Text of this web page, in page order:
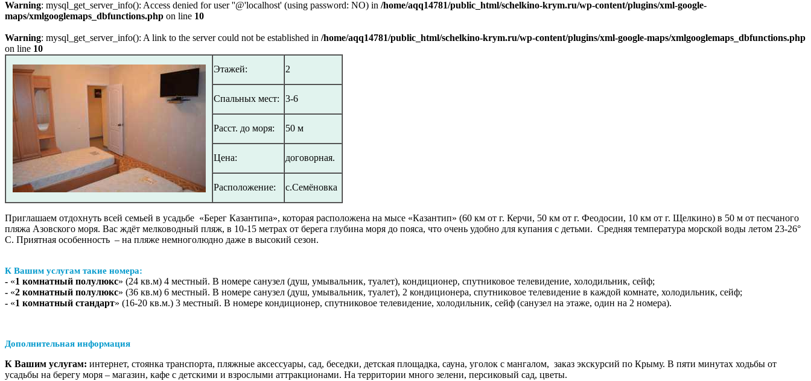
Warning: mysql_get_server_info(): Access denied for user ''@'localhost' (using password: NO) in /home/aqq14781/public_html/schelkino-krym.ru/wp-content/plugins/xml-google-
maps/xmlgooglemaps_dbfunctions.php on line 10
Warning: mysql_get_server_info(): A link to the server could not be established in /home/aqq14781/public_html/schelkino-krym.ru/wp-content/plugins/xml-google-maps/xmlgooglemaps_dbfunctions.php
on line 10
Этажей:
2
Спальных мест: 3-6
Расст. до моря: 50 м
Цена: договорная.
Расположение: с.Семёновка
Приглашаем отдохнуть всей семьей в усадьбе «Берег Казантипа», которая расположена на мысе «Казантип» (60 км от г. Керчи, 50 км от г. Феодосии, 10 км от г. Щелкино) в 50 м от песчаного
пляжа Азовского моря. Вас ждёт мелководный пляж, в 10-15 метрах от берега глубина моря до пояса, что очень удобно для купания с детьми. Средняя температура морской воды летом 23-26°
С. Приятная особенность – на пляже немноголюдно даже в высокий сезон.
К Вашим услугам такие номера:
- «1 комнатный полулюкс» (24 кв.м) 4 местный. В номере санузел (душ, умывальник, туалет), кондиционер, спутниковое телевидение, холодильник, сейф;
- «2 комнатный полулюкс» (36 кв.м) 6 местный. В номере санузел (душ, умывальник, туалет), 2 кондиционера, спутниковое телевидение в каждой комнате, холодильник, сейф;
- «1 комнатный стандарт» (16-20 кв.м.) 3 местный. В номере кондиционер, спутниковое телевидение, холодильник, сейф (санузел на этаже, один на 2 номера).
Дополнительная информация
К Вашим услугам: интернет, стоянка транспорта, пляжные аксессуары, сад, беседки, детская площадка, сауна, уголок с мангалом, заказ экскурсий по Крыму. В пяти минутах ходьбы от
усадьбы на берегу моря – магазин, кафе с детскими и взрослыми аттракционами. На территории много зелени, персиковый сад, цветы.